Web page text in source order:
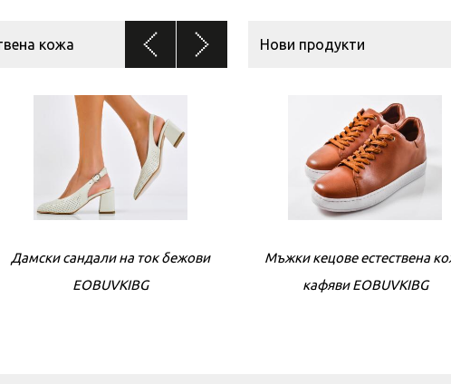
кожа
Дамски сандали на ток бeжови
EOBUVKIBG
Дамски сандали на ток
EOBUVKIBG
Нови продукти
Мъжки кецове естествена
кафяви EOBUVKIBG